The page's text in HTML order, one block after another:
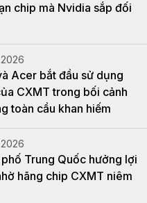
chip mà Nvidia sắp đối
Acer bắt đầu sử dụng
CXMT trong bối cảnh
toàn cầu khan hiếm
Trung Quốc hưởng lợi
hãng chip CXMT niêm